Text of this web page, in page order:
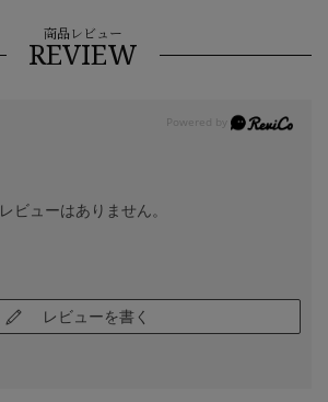
商品レビュー
REVIEW
レビューはありません。
レビューを書く